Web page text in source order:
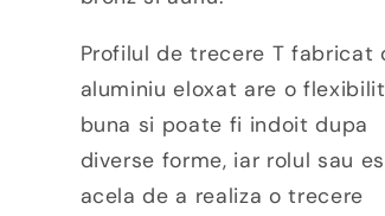
Profilul de trecere T fabricat
aluminiu eloxat are o
buna si poate fi indoit dupa
diverse forme, iar rolul sau
acela de a realiza o trecere